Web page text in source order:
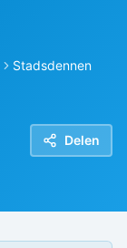
Stadsdennen
Delen